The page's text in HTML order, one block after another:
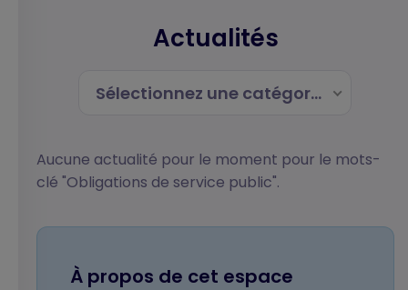
Actualités
Sélectionnez une catégorie
Aucune actualité pour le moment pour le mots-
clé "Obligations de service public".
À propos de cet espace